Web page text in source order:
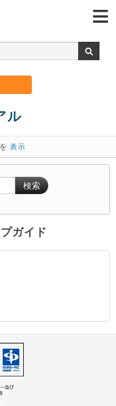
ル
表示
検索
ガイド